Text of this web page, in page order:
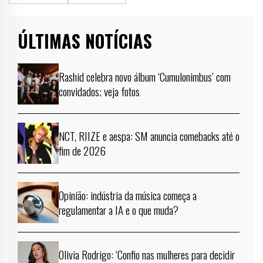
ÚLTIMAS NOTÍCIAS
Rashid celebra novo álbum ‘Cumulonimbus’ com
convidados; veja fotos
NCT, RIIZE e aespa: SM anuncia comebacks até o
fim de 2026
Opinião: indústria da música começa a
regulamentar a IA e o que muda?
Olivia Rodrigo: ‘Confio nas mulheres para decidir